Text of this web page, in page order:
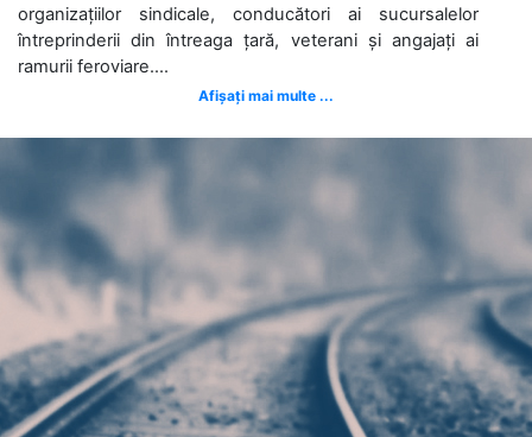
organizațiilor sindicale, conducători ai sucursalelor
întreprinderii din întreaga țară, veterani și angajați ai
ramurii feroviare....
Afișați mai multe ...